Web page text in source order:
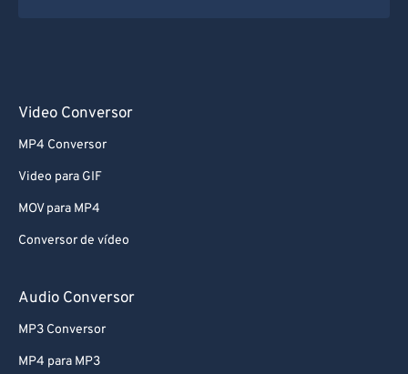
Video Conversor
MP4 Conversor
Video para GIF
MOV para MP4
Conversor de vídeo
Audio Conversor
MP3 Conversor
MP4 para MP3